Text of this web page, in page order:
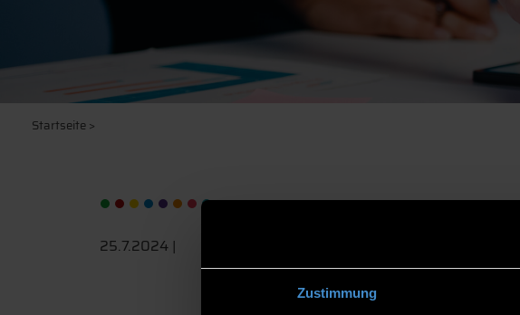
Zustimmung
Startseite>
25.7.2024 |